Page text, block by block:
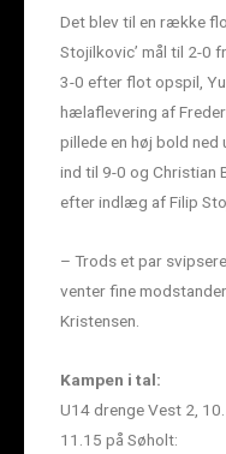
Det blev til en række
Stojilkovic’ mål til 2-0
3-0 efter flot opspil,
hælaflevering af
pillede en høj bold
ind til 9-0 og Christian
efter indlæg af Filip
– Trods et par
venter fine
Kristensen.
Kampen i tal:
U14 drenge Vest 2,
11.15 på Søholt: